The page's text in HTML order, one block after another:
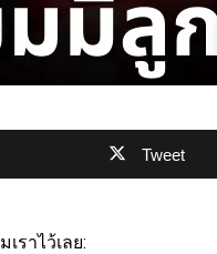
Tweet
ราไว้เลย: